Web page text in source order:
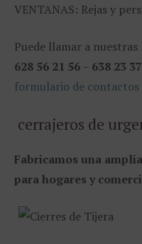
VENTANAS: Rejas y
Puede llamar a
628 56 21 56– 638 23
formulario de contactos
cerrajeros de
Fabricamos una
para hogares y